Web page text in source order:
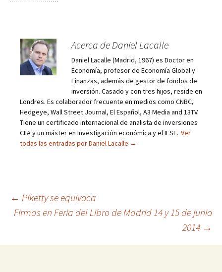
Acerca de Daniel Lacalle
Daniel Lacalle (Madrid, 1967) es Doctor en
Economía, profesor de Economía Global y
Finanzas, además de gestor de fondos de
inversión. Casado y con tres hijos, reside en
Londres. Es colaborador frecuente en medios como CNBC,
Hedgeye, Wall Street Journal, El Español, A3 Media and 13TV.
Tiene un certificado internacional de analista de inversiones
CIIA y un máster en Investigación económica y el IESE. Ver
todas las entradas por Daniel Lacalle →
Navegación
de
← Piketty se equivoca
Firmas en Feria del Libro de Madrid 14 y 15 de junio
2014 →